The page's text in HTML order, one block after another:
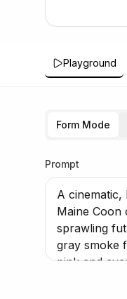
Playground
Form Mode
Prompt